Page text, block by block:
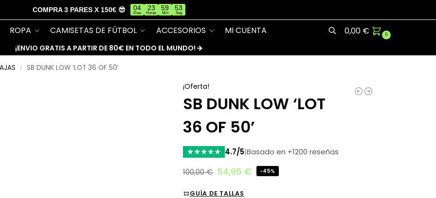
COMPRA 3 PARES X 150€ 😎 04
Días
23
Horas
59
Min
53
Seg
ROPA CAMISETAS DE FÚTBOL ACCESORIOS MI CUENTA 0,00 € 0
¡ENVIO GRATIS A PARTIR DE 80€ EN TODO EL MUNDO! ✈️
/ SB DUNK LOW ‘LOT 36 OF 50’
¡Oferta!
SB DUNK LOW ‘LOT
36 OF 50’
★★★★★ 4.7/5|Basado en +1200 reseñas
100,00€ 54,95 € -45%
GUÍA DE TALLAS